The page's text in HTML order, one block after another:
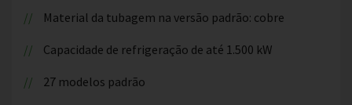
Material da tubagem na versão padrão: cobre
Capacidade de refrigeração de até 1.500 kW
27 modelos padrão